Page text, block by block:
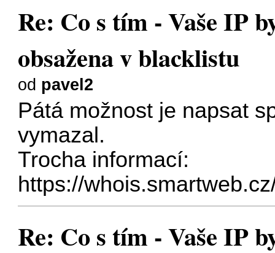
Re: Co s tím - Vaše IP
obsažena v blacklistu
od pavel2
Pátá možnost je napsat
vymazal.
Trocha informací:
https://
Re: Co s tím - Vaše IP